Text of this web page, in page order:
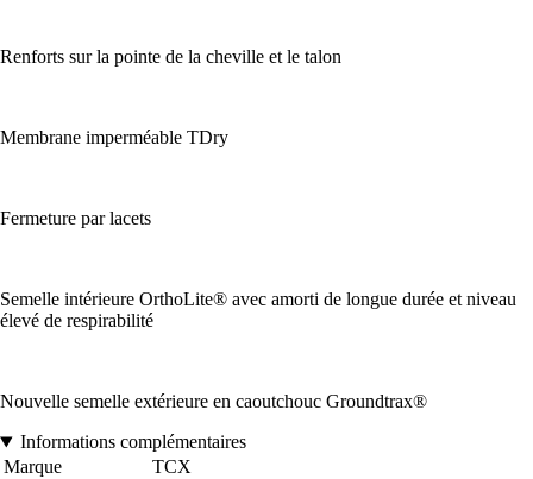
Renforts sur la pointe de la cheville et le talon
Membrane imperméable TDry
Fermeture par lacets
Semelle intérieure OrthoLite® avec amorti de longue durée et niveau
élevé de respirabilité
Nouvelle semelle extérieure en caoutchouc Groundtrax®
Informations complémentaires
Marque
TCX